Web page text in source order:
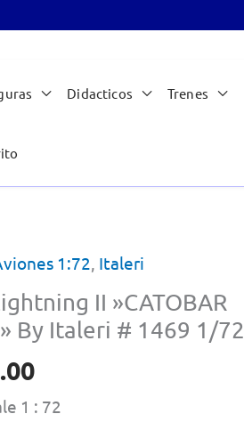
Didacticos Trenes
1:72, Italeri
II »CATOBAR
By Italeri # 1469 1/72
1 : 72